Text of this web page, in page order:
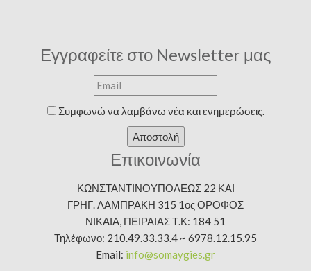
Εγγραφείτε στο Newsletter μας
Συμφωνώ να λαμβάνω νέα και ενημερώσεις.
Αποστολή
Επικοινωνία
ΚΩΝΣΤΑΝΤΙΝΟΥΠΟΛΕΩΣ 22 ΚΑΙ
ΓΡΗΓ. ΛΑΜΠΡΑΚΗ 315 1ος ΟΡΟΦΟΣ
ΝΙΚΑΙΑ, ΠΕΙΡΑΙΑΣ Τ.Κ: 184 51
Τηλέφωνο: 210.49.33.33.4 ~ 6978.12.15.95
Email: info@somaygies.gr